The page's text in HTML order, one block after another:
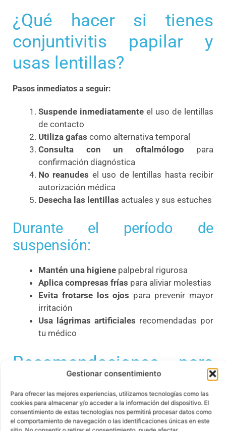
Gestionar consentimiento
Para ofrecer las mejores experiencias, utilizamos tecnologías como las
cookies para almacenar y/o acceder a la información del dispositivo. El
consentimiento de estas tecnologías nos permitirá procesar datos como
el comportamiento de navegación o las identificaciones únicas en este
¿Qué hacer si tienes
conjuntivitis papilar y
usas lentillas?
Pasos inmediatos a seguir:
Suspende inmediatamente el uso de lentillas
de contacto
Utiliza gafas como alternativa temporal
Consulta con un oftalmólogo para
confirmación diagnóstica
No reanudes el uso de lentillas hasta recibir
autorización médica
Desecha las lentillas actuales y sus estuches
Durante el período de
suspensión:
Mantén una higiene palpebral rigurosa
Aplica compresas frías para aliviar molestias
Evita frotarse los ojos para prevenir mayor
irritación
Usa lágrimas artificiales recomendadas por
tu médico
Recomendaciones para
disminuir el riesgo de
molestias por lentillas